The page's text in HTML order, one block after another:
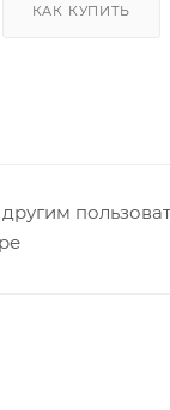
КАК КУПИТЬ